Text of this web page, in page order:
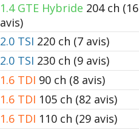
1.4 GTE Hybride 204 ch (16
avis)
2.0 TSI 220 ch (7 avis)
2.0 TSI 230 ch (9 avis)
1.6 TDI 90 ch (8 avis)
1.6 TDI 105 ch (82 avis)
1.6 TDI 110 ch (29 avis)